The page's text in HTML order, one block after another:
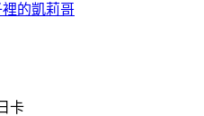
的凱莉哥
卡